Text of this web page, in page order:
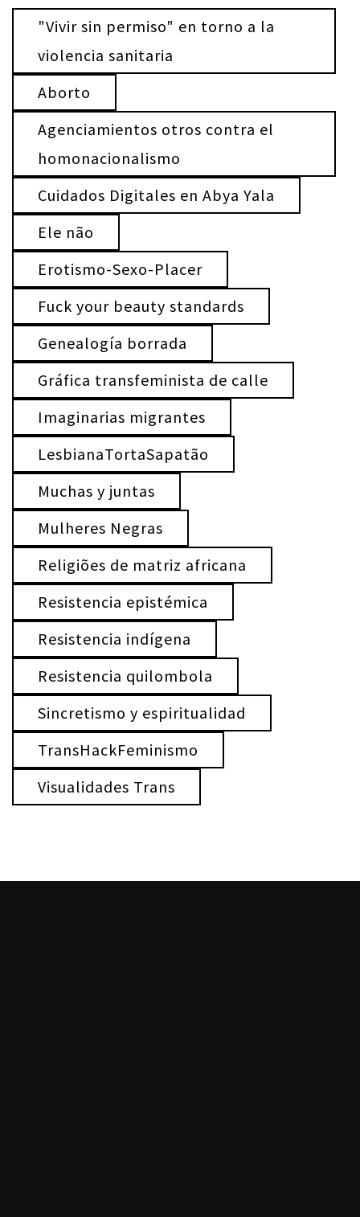
"Vivir sin permiso" en torno a la
violencia sanitaria
Aborto
Agenciamientos otros contra el
homonacionalismo
Cuidados Digitales en Abya Yala
Ele não
Erotismo-Sexo-Placer
Fuck your beauty standards
Genealogía borrada
Gráfica transfeminista de calle
Imaginarias migrantes
LesbianaTortaSapatão
Muchas y juntas
Mulheres Negras
Religiões de matriz africana
Resistencia epistémica
Resistencia indígena
Resistencia quilombola
Sincretismo y espiritualidad
TransHackFeminismo
Visualidades Trans